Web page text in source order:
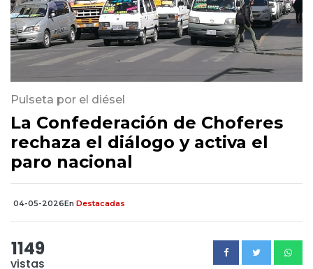
Pulseta por el diésel
La Confederación de Choferes
rechaza el diálogo y activa el
paro nacional
04-05-2026En Destacadas
1149
vistas